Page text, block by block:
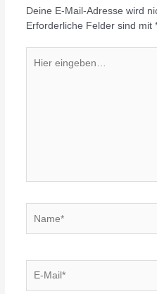
Deine E-Mail-Adresse wird
Erforderliche Felder sind mit
eingeben…
Mail*